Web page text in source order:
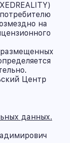
на
Центр
данных.